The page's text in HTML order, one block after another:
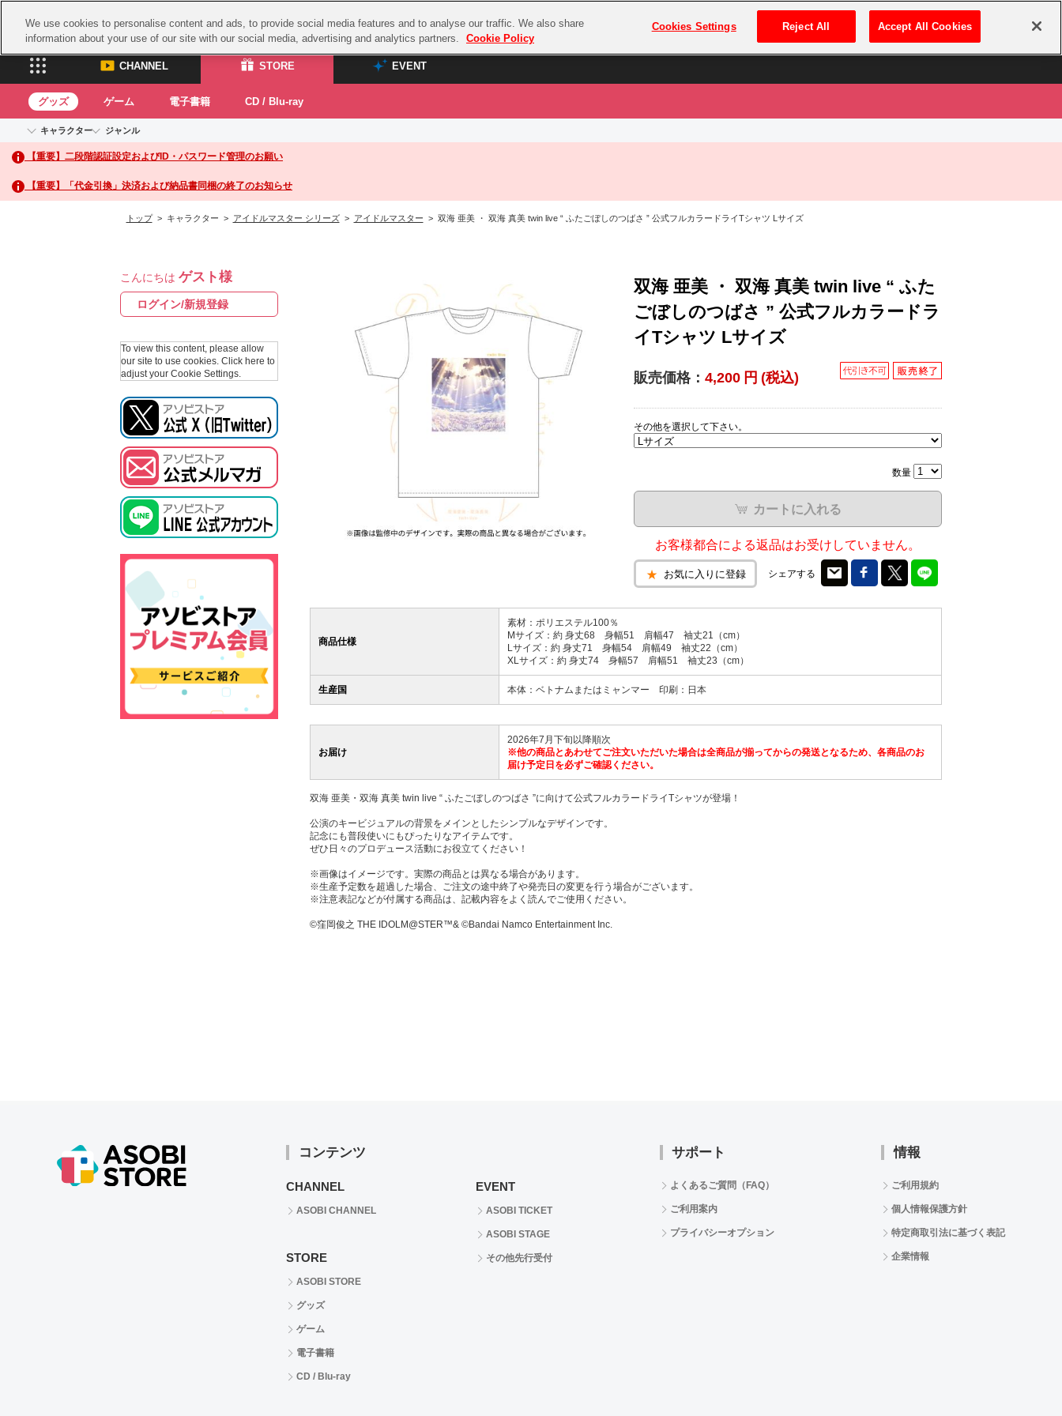
プレミアム会員とは ログイン・新規登録
CHANNEL STORE EVENT
CHANNEL
ASOBI CHANNEL TOP
STORE
ASOBI STORE TOP
グッズ
EVENT
ASOBI STAGE
グッズ ゲーム 電子書籍 CD / Blu-ray
キャラクター
アイドルマスターシリーズ
アイドルマスター
アイドルマスター シンデレラガールズ
アイドルマスター ミリオンライブ！
プロジェクトアイマス ヴイアライヴ
テイルズ オブ シリーズ
ガンダムシリーズ
ドラゴンボール
ラブライブ！サンシャイン‼
ラブライブ！虹ヶ咲学園スクールアイドル同好会
モフモフパレード
ジャンル
イベントグッズ
トイ・ホビー
【重要】二段階認証設定およびID・パスワード管理のお願い
【重要】「代金引換」決済および納品書同梱の終了のお知らせ
トップ> キャラクター > アイドルマスター シリーズ> アイドルマスター > 双海 亜美 ・ 双海 真美 twin live “ ふたごぼしのつばさ ” 公式フルカラードライTシャツ Lサイズ
こんにちは ゲスト様
ログイン/新規登録
To view this content, please allow
our site to use cookies. Click here to
adjust your Cookie Settings.
双海 亜美 ・ 双海 真美 twin live “ ふた
ごぼしのつばさ ” 公式フルカラードラ
イTシャツ Lサイズ
販売価格： 4,200 円 (税込)
その他を選択して下さい。
数量
カートに入れる
お客様都合による返品はお受けしていません。
お気に入りに登録 シェアする
商品仕様
素材：ポリエステル100％
Mサイズ：約 身丈68 身幅51 肩幅47 袖丈21（cm）
Lサイズ：約 身丈71 身幅54 肩幅49 袖丈22（cm）
XLサイズ：約 身丈74 身幅57 肩幅51 袖丈23（cm）
生産国 本体：ベトナムまたはミャンマー 印刷：日本
お届け
2026年7月下旬以降順次
※他の商品とあわせてご注文いただいた場合は全商品が揃ってからの発送となるため、各商品のお
届け予定日を必ずご確認ください。
双海 亜美・双海 真美 twin live “ ふたごぼしのつばさ ”に向けて公式フルカラードライTシャツが登場！
公演のキービジュアルの背景をメインとしたシンプルなデザインです。
記念にも普段使いにもぴったりなアイテムです。
ぜひ日々のプロデュース活動にお役立てください！
※画像はイメージです。実際の商品とは異なる場合があります。
※生産予定数を超過した場合、ご注文の途中終了や発売日の変更を行う場合がございます。
※注意表記などが付属する商品は、記載内容をよく読んでご使用ください。
©窪岡俊之 THE IDOLM@STER™& ©Bandai Namco Entertainment Inc.
コンテンツ
CHANNEL
ASOBI CHANNEL
STORE
ASOBI STORE
グッズ
ゲーム
電子書籍
CD / Blu-ray
EVENT
ASOBI TICKET
ASOBI STAGE
その他先行受付
サポート
よくあるご質問（FAQ）
ご利用案内
プライバシーオプション
情報
ご利用規約
個人情報保護方針
特定商取引法に基づく表記
企業情報
We use cookies to personalise content and ads, to provide social media features and to analyse our traffic. We also share
information about your use of our site with our social media, advertising and analytics partners.
Cookie Policy
Cookies Settings Reject All Accept All Cookies